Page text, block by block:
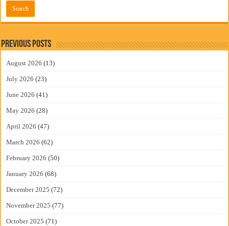
Previous Posts
August 2026 (13)
July 2026 (23)
June 2026 (41)
May 2026 (28)
April 2026 (47)
March 2026 (62)
February 2026 (50)
January 2026 (68)
December 2025 (72)
November 2025 (77)
October 2025 (71)